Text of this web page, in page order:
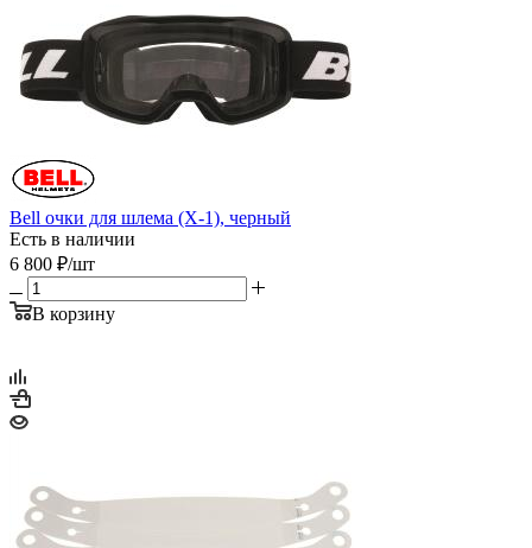
Bell очки для шлема (X-1), черный
Есть в наличии
6 800 ₽/шт
В корзину